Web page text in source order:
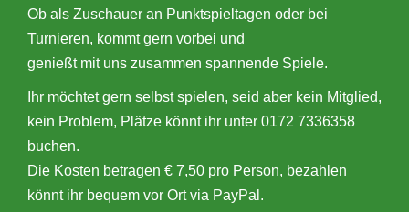
Ob als Zuschauer an Punktspieltagen oder bei
Turnieren, kommt gern vorbei und
genießt mit uns zusammen spannende Spiele.
Ihr möchtet gern selbst spielen, seid aber kein Mitglied,
kein Problem, Plätze könnt ihr unter 0172 7336358
buchen.
Die Kosten betragen € 7,50 pro Person, bezahlen
könnt ihr bequem vor Ort via PayPal.